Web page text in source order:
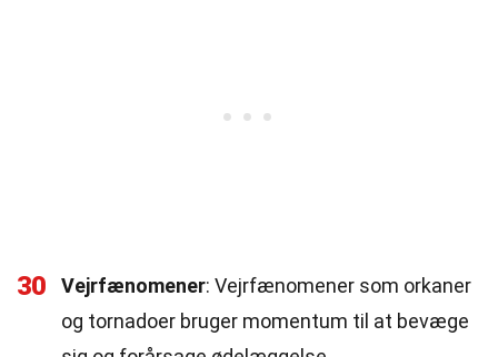
30 Vejrfænomener: Vejrfænomener som orkaner
og tornadoer bruger momentum til at bevæge